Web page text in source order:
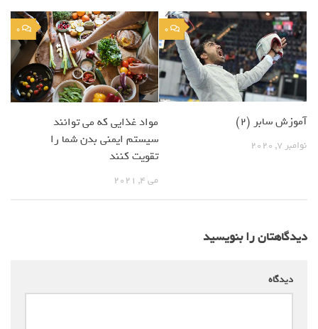
0
آموزش سابر (2)
نوامبر 7, 2020
0
مواد غذایی که می توانند
سیستم ایمنی بدن شما را
تقویت کنند
می 4, 2021
دیدگاهتان را بنویسید
دیدگاه